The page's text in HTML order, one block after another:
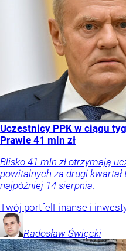
Uczestnicy PPK w ciągu
Prawie 41 mln zł
Blisko 41 mln zł otrzymają
powitalnych za drugi kwartał
najpóźniej 14 sierpnia.
Twój portfel Finanse i
Radosław Święcki